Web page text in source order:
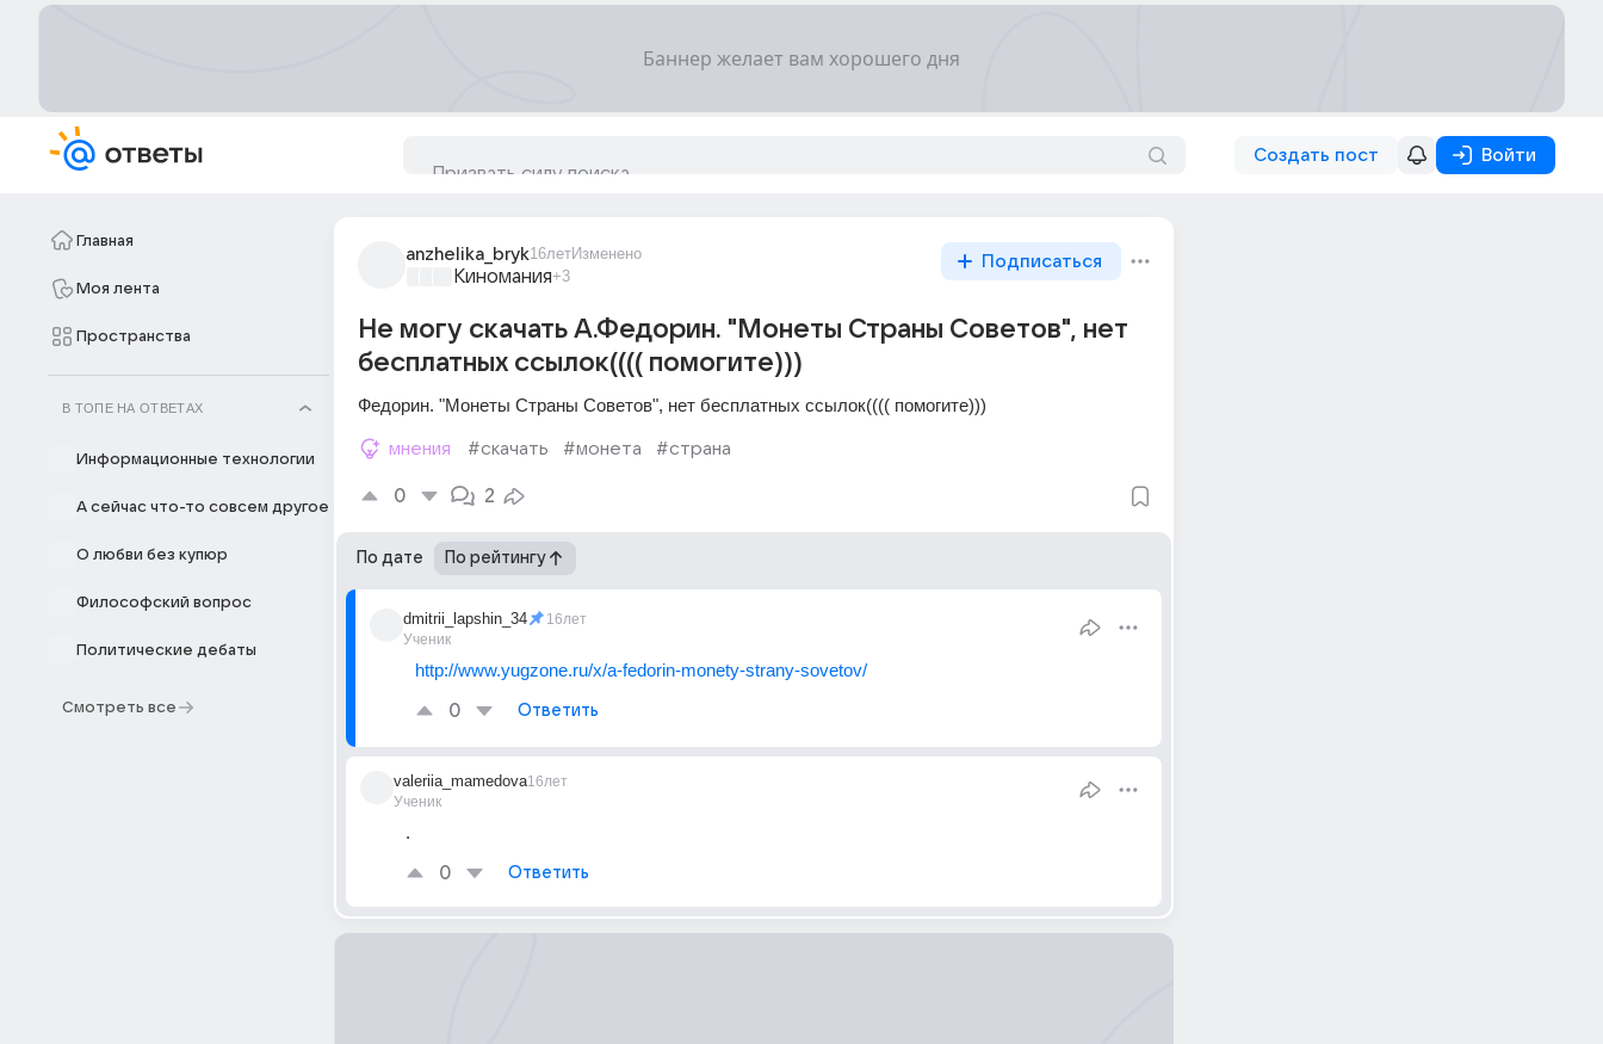
Создать пост Войти
Главная
Моя лента
Пространства
В ТОПЕ НА ОТВЕТАХ
Информационные технологии
А сейчас что-то совсем другое
О любви без купюр
Философский вопрос
Политические дебаты
Смотреть все
anzhelika_bryk16летИзменено
Киномания+3
Подписаться
Не могу скачать А.Федорин. "Монеты Страны Советов", нет
бесплатных ссылок(((( помогите)))
Федорин. "Монеты Страны Советов", нет бесплатных ссылок(((( помогите)))
мнения #скачать #монета #страна
0 2
По дате По рейтингу
dmitrii_lapshin_34
Ученик
16лет
http://www.yugzone.ru/x/a-fedorin-monety-strany-sovetov/
0 Ответить
valeriia_mamedova
Ученик
16лет
.
0 Ответить